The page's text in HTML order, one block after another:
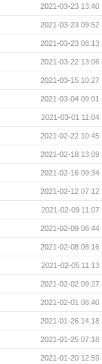
2021-03-23 13:40
2021-03-23 09:52
2021-03-23 08:13
2021-03-22 13:06
2021-03-15 10:27
2021-03-04 09:01
2021-03-01 11:04
2021-02-22 10:45
2021-02-18 13:09
2021-02-16 09:34
2021-02-12 07:12
2021-02-09 11:07
2021-02-09 08:44
2021-02-08 08:16
2021-02-05 11:13
2021-02-02 09:27
2021-02-01 08:40
2021-01-26 14:18
2021-01-25 07:18
2021-01-20 12:59